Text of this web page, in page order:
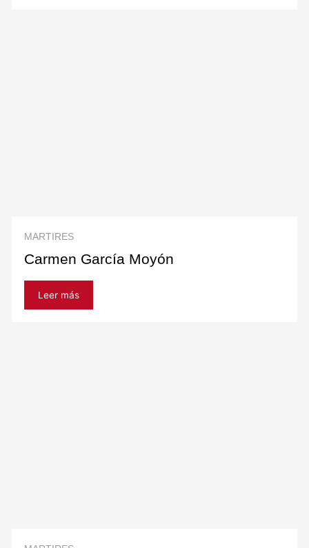
MARTIRES
Carmen García Moyón
Leer más